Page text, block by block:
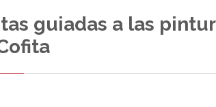
guiadas a las